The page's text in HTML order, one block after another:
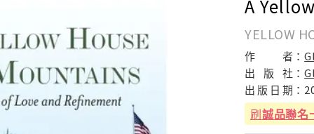
A
YELLOW
作 者：
出
版 社：
出 版 日 期：
刷誠品聯名